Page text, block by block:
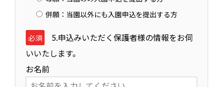
併願：当園以外にも入園申込を提出する方
必須
5.申込みいただく保護者様の情報をお伺
いいたします。
お名前